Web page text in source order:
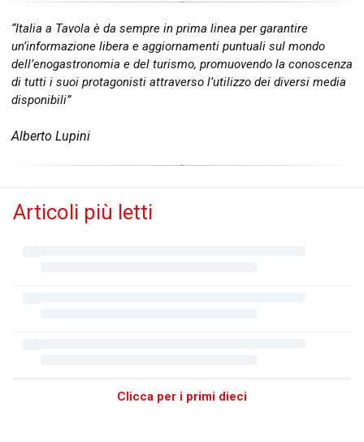
“Italia a Tavola è da sempre in prima linea per garantire
un’informazione libera e aggiornamenti puntuali sul mondo
dell’enogastronomia e del turismo, promuovendo la conoscenza
di tutti i suoi protagonisti attraverso l’utilizzo dei diversi media
disponibili”
Alberto Lupini
Articoli più letti
Clicca per i primi dieci